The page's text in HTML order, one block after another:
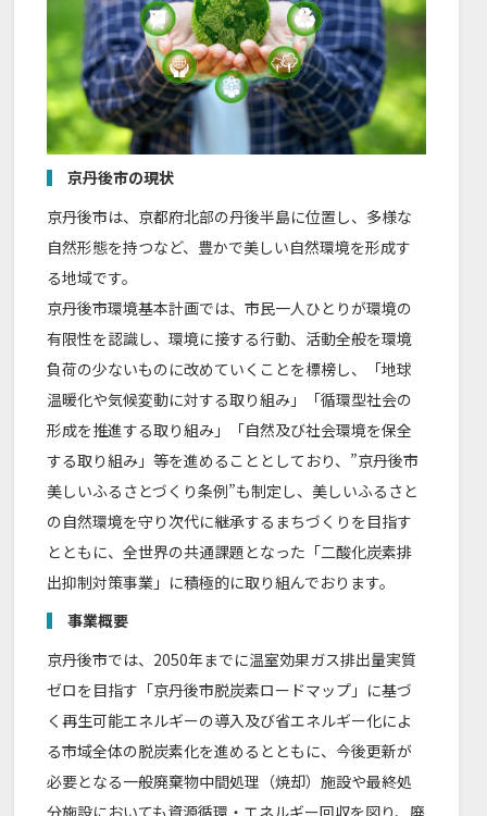
京丹後市の現状
京丹後市は、京都府北部の丹後半島に位置し、多様な
自然形態を持つなど、豊かで美しい自然環境を形成す
る地域です。
京丹後市環境基本計画では、市民一人ひとりが環境の
有限性を認識し、環境に接する行動、活動全般を環境
負荷の少ないものに改めていくことを標榜し、「地球
温暖化や気候変動に対する取り組み」「循環型社会の
形成を推進する取り組み」「自然及び社会環境を保全
する取り組み」等を進めることとしており、”京丹後市
美しいふるさとづくり条例”も制定し、美しいふるさと
の自然環境を守り次代に継承するまちづくりを目指す
とともに、全世界の共通課題となった「二酸化炭素排
出抑制対策事業」に積極的に取り組んでおります。
事業概要
京丹後市では、2050年までに温室効果ガス排出量実質
ゼロを目指す「京丹後市脱炭素ロードマップ」に基づ
く再生可能エネルギーの導入及び省エネルギー化によ
る市域全体の脱炭素化を進めるとともに、今後更新が
必要となる一般廃棄物中間処理（焼却）施設や最終処
分施設においても資源循環・エネルギー回収を図り、廃